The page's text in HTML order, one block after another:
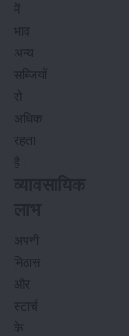
में
भाव
अन्य
सब्जियों
से
अधिक
रहता
है।
अपनी
मिठास
और
स्टार्च
के